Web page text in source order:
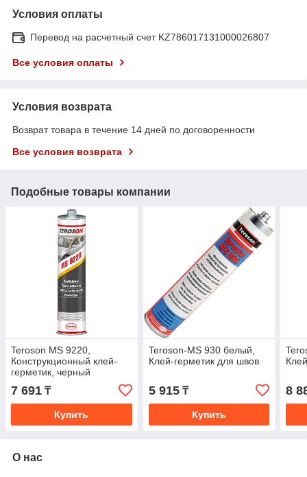
Условия оплаты
Перевод на расчетный счет KZ786017131000026807
Все условия оплаты
Условия возврата
Возврат товара в течение 14 дней по договоренности
Все условия возврата
Подобные товары компании
Teroson MS 9220,
Конструкционный клей-
герметик, черный
7 691 ₸
Купить
Teroson-MS 930 белый,
Клей-герметик для швов
5 915₸
Купить
8
О нас